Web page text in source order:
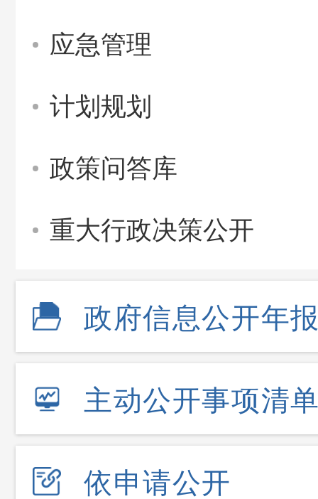
应急管理
计划规划
政策问答库
重大行政决策公开
政府信息公开年
主动公开事项清
依申请公开